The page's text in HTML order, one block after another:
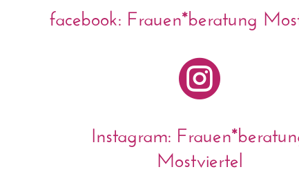
facebook: Frauen*beratung

Instagram:
Mostviertel